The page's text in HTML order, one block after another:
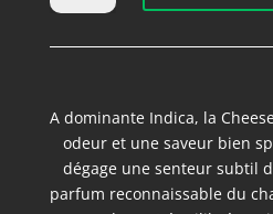
SUPER
A dominante Indica, la
odeur et une saveur bien
dégage une senteur subtil
parfum reconnaissable du